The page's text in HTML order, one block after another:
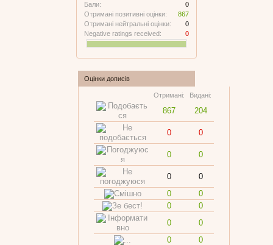
Бали:
0
Отримані позитивні оцінки:
867
Отримані нейтральні оцінки:
0
Negative ratings received:
0
Оцінки дописів
Отримані: Видані:
867 204
0 0
0 0
0
0
0
0
0
0
0
0
0
0